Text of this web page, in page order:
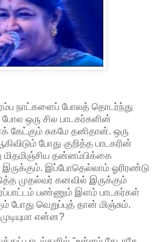
நாட்களைப் போலத் தொடர்ந்து
ஒரு சில பாடகர்களின்
கேட்கும் சுகமே தனிதான். ஒரு
போது குறித்த பாடகரின்
மிதமிஞ்சிய தன்னம்பிக்கை
இருக்கும். இப்போதெல்லாம் ஓரிரண்டு
முதல்வர் கனவில் இருக்கும்
பண்ணும் இளம் பாடகர்கள்
போது வெறுப்புத் தான் மிஞ்சும்.
என்ன?